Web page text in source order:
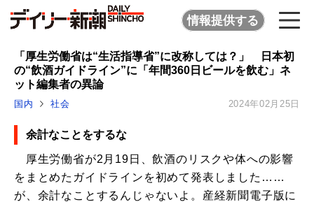
情報提供する
「厚生労働省は“生活指導省”に改称しては？」 日本初
の“飲酒ガイドライン”に「年間360日ビールを飲む」ネ
ット編集者の異論
国内 社会 2024年02月25日
余計なことをするな
厚生労働省が2月19日、飲酒のリスクや体への影響
をまとめたガイドラインを初めて発表しました……
が、余計なことするんじゃないよ。産経新聞電子版に